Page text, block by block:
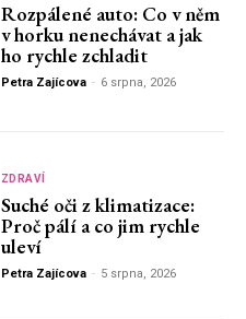
Rozpálené auto: Co v něm
v horku nenechávat a jak
ho rychle zchladit
Petra Zajícova - 6 srpna, 2026
ZDRAVÍ
Suché oči z klimatizace:
Proč pálí a co jim rychle
uleví
Petra Zajícova - 5 srpna, 2026